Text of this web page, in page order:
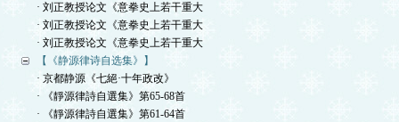
· 刘正教授论文《意拳史上若干重大
· 刘正教授论文《意拳史上若干重大
· 刘正教授论文《意拳史上若干重大
【《静源律诗自选集》】
· 京都静源《七絕·十年政改》
· 《靜源律詩自選集》第65-68首
· 《靜源律詩自選集》第61-64首